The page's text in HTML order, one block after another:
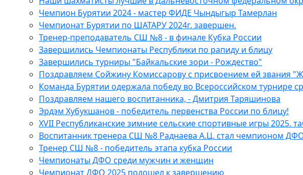
Чемпион Бурятии 2024 - мастер ФИДЕ Чындыгыр Тамерлан
Чемпионат Бурятии по ШАТАРУ 2024г. завершен.
Тренер-преподаватель СШ №8 - в финале Кубка России
Завершились Чемпионаты Республики по рапиду и блицу
Завершились турниры "Байкальские зори - Рождество"
Поздравляем Сойжину Комиссарову с присвоением ей звания
Команда Бурятии одержала победу во Всероссийском турнире
Поздравляем нашего воспитанника, - Дмитрия Таряшинова
Эрдэм Хубукшанов - победитель первенства России по блицу!
XVII Республиканские зимние сельские спортивные игры 2025.
Воспитанник тренера СШ №8 Раднаева А.Ц. стал чемпионом
Тренер СШ №8 - победитель этапа кубка России
Чемпионаты ДФО среди мужчин и женщин
Чемпионат ДФО 2025 подошел к завершению